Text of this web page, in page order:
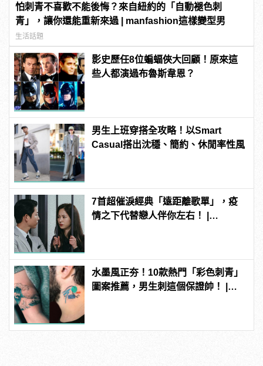
怕刺青不喜歡不能後悔？來自紐約的「自動褪色刺
青」，讓你還能重新來過 | manfashion這樣變型男
生活話題
影史歷任8位蝙蝠俠大回顧！原來這
些人都演過布魯斯韋恩？
男生上班穿搭全攻略！以Smart
Casual搭出沈穩、簡約、休閒率性風
7首超催淚經典「遠距離歌單」，疫
情之下代替戀人伴你左右！ |
水墨風正夯！10款熱門「彩色刺青」
圖案推薦，男生刺這個保證帥！ |